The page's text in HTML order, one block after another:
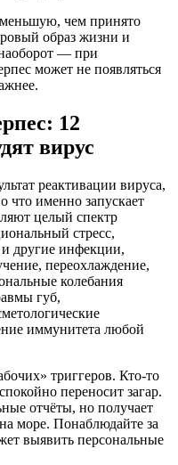
чем принято
образ жизни и
— при
может не появляться
12
вирус
реактивации вируса,
что именно запускает
целый спектр
стресс,
другие инфекции,
переохлаждение,
колебания
губ,
иммунитета любой
триггеров. Кто-то
переносит загар.
отчёты, но получает
море. Понаблюдайте за
выявить персональные